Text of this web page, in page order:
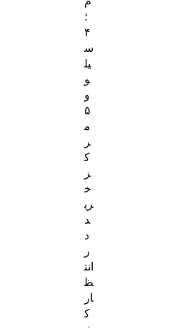
؛
۴
س
یل
و
و
۵
م
ر
ک
ز
خ
ری
د
د
ر
انت
ظ
ار
ک